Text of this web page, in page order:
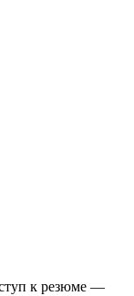
к резюме —